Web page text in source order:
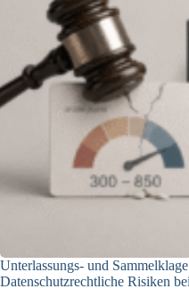
Unterlassungs- und
Datenschutzrechtliche Risiken